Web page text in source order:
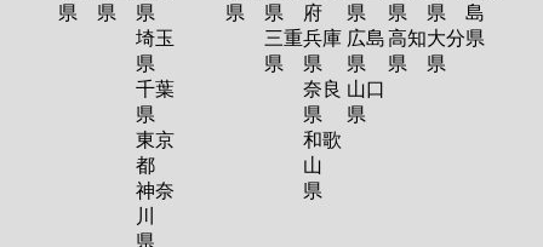
県 県 県
埼玉
県
千葉
県
東京
都
神奈
川
県
県 県
三重
県
府
兵庫
県
奈良
県
和歌
山
県
県
広島
県
山口
県
県
高知
県
県
大分
県
島
県